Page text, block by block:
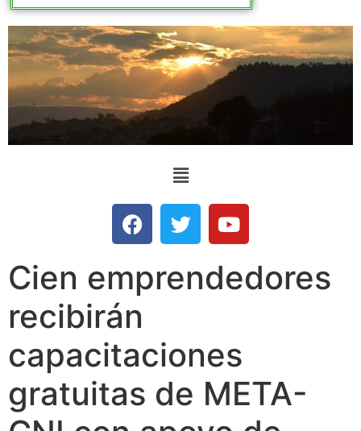
Cien emprendedores
recibirán
capacitaciones
gratuitas de META-